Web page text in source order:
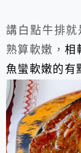
講白點牛排
熟算軟嫩，相
魚蠻軟嫩的有